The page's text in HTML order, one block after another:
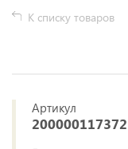
К списку товаров
Артикул